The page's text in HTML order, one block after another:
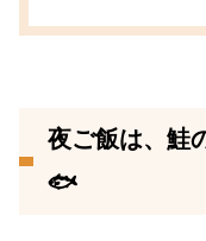
夜ご飯は、鮭
🐟